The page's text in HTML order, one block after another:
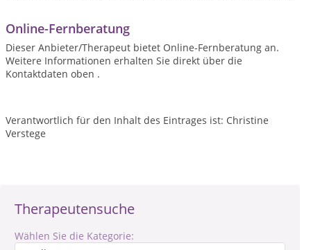
Therapeutensuche
Wählen Sie die Kategorie:
Online-Fernberatung
Dieser Anbieter/Therapeut bietet Online-Fernberatung an.
Weitere Informationen erhalten Sie direkt über die
Kontaktdaten oben .
Verantwortlich für den Inhalt des Eintrages ist: Christine
Verstege